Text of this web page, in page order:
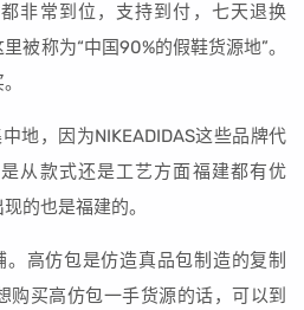
非常到位，支持到付，七天退换
被称为“中国90%的假鞋货源地”。
地，因为NIKEADIDAS这些品牌代
从款式还是工艺方面福建都有优
的也是福建的。
高仿包是仿造真品包制造的复制
购买高仿包一手货源的话，可以到